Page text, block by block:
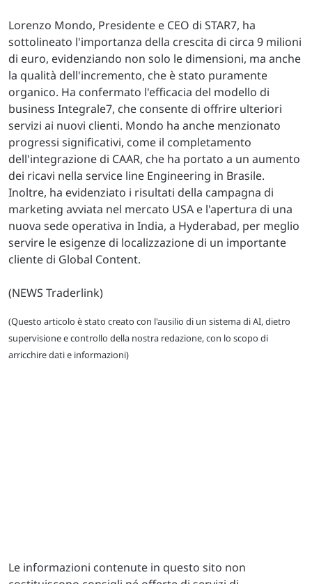
Lorenzo Mondo, Presidente e CEO di STAR7, ha
sottolineato l'importanza della crescita di circa 9 milioni
di euro, evidenziando non solo le dimensioni, ma anche
la qualità dell'incremento, che è stato puramente
organico. Ha confermato l'efficacia del modello di
business Integrale7, che consente di offrire ulteriori
servizi ai nuovi clienti. Mondo ha anche menzionato
progressi significativi, come il completamento
dell'integrazione di CAAR, che ha portato a un aumento
dei ricavi nella service line Engineering in Brasile.
Inoltre, ha evidenziato i risultati della campagna di
marketing avviata nel mercato USA e l'apertura di una
nuova sede operativa in India, a Hyderabad, per meglio
servire le esigenze di localizzazione di un importante
cliente di Global Content.
(NEWS Traderlink)
(Questo articolo è stato creato con l'ausilio di un sistema di AI, dietro
supervisione e controllo della nostra redazione, con lo scopo di
arricchire dati e informazioni)
Le informazioni contenute in questo sito non